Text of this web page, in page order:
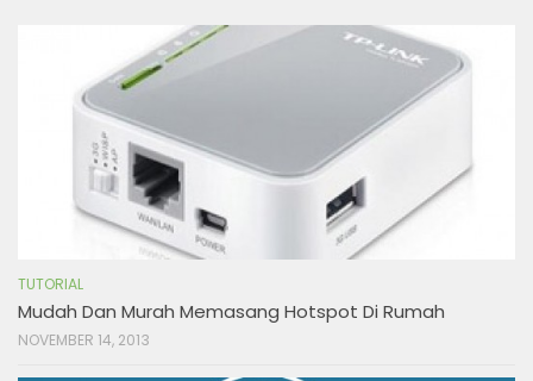
TUTORIAL
Mudah Dan Murah Memasang Hotspot Di Rumah
NOVEMBER 14, 2013